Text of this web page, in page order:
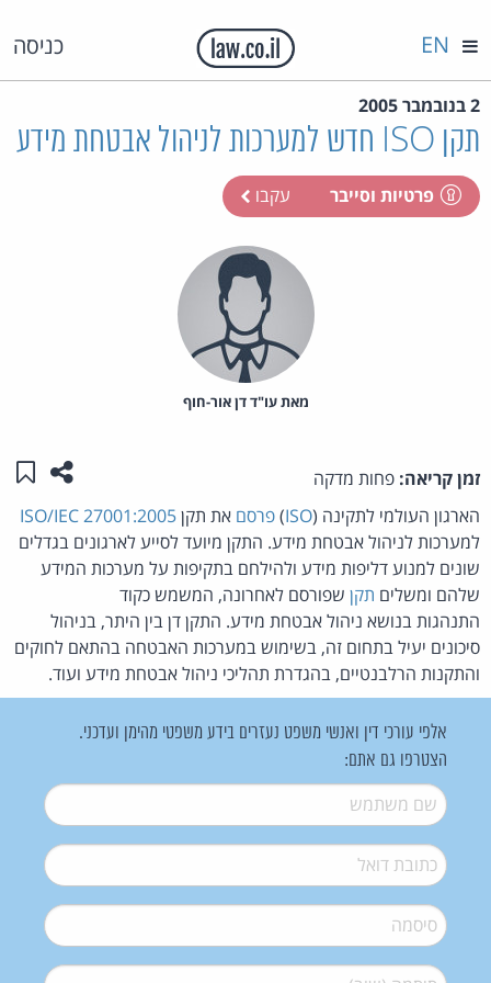
כניסה EN
2 בנובמבר 2005
תקן ISO חדש למערכות לניהול אבטחת מידע
פרטיות וסייבר עקבו
מאת‏ עו"ד דן אור-חוף
זמן קריאה: פחות מדקה שתפו
הארגון העולמי לתקינה (ISO
)פרסם את תקןISO/IEC 27001:2005
למערכות לניהול אבטחת מידע. התקן מיועד לסייע לארגונים בגדלים
שונים למנוע דליפות מידע ולהילחם בתקיפות על מערכות המידע
שלהם ומשלים תקן שפורסם לאחרונה, המשמש כקוד
התנהגות בנושא ניהול אבטחת מידע. התקן דן בין היתר, בניהול
סיכונים יעיל בתחום זה, בשימוש במערכות האבטחה בהתאם לחוקים
והתקנות הרלבנטיים, בהגדרת תהליכי ניהול אבטחת מידע ועוד.
אלפי עורכי דין ואנשי משפט נעזרים בידע משפטי מהימן ועדכני.
הצטרפו גם אתם:
שם משתמש*
דואל*
סיסמה*
סיסמה (שוב)*